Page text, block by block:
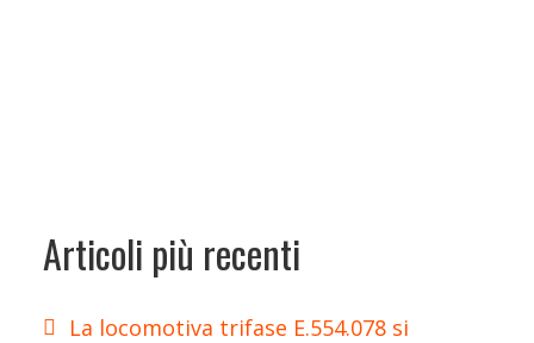
Articoli più recenti
La locomotiva trifase E.554.078 si